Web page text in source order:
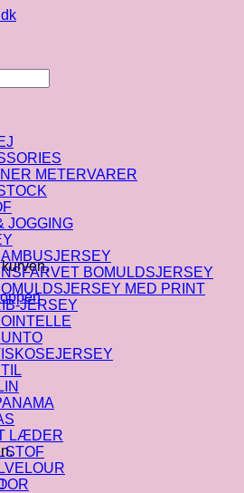
kurven.
METERVARER
JOGGING
BOMULDSJERSEY
MED PRINT
JERSEY
LÆDER